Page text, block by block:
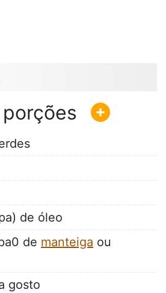
de óleo
de manteiga ou
gosto